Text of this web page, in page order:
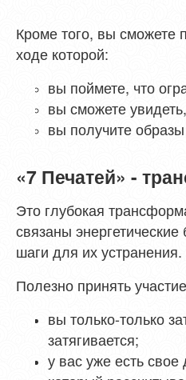
Кроме того, вы сможете
ходе которой:
вы поймете, что
вы сможете
вы получите
«7 Печатей» -
Это глубокая
связаны
шаги для их устранения.
Полезно принять
вы только-только
затягивается;
у вас уже есть свое